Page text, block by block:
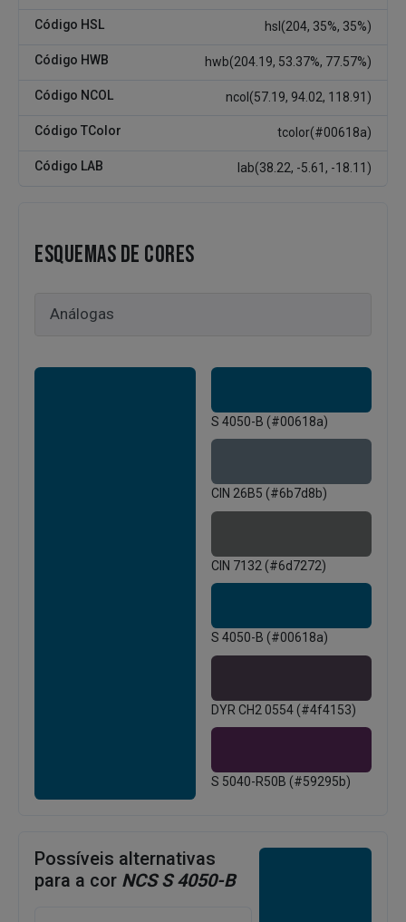
Código HSL hsl(204, 35%, 35%)
Código HWB hwb(204.19, 53.37%, 77.57%)
Código NCOL ncol(57.19, 94.02, 118.91)
Código TColor tcolor(#00618a)
Código LAB lab(38.22, -5.61, -18.11)
ESQUEMAS DE CORES
S 4050-B (#00618a)
CIN 26B5 (#6b7d8b)
CIN 7132 (#6d7272)
S 4050-B (#00618a)
DYR CH2 0554 (#4f4153)
S 5040-R50B (#59295b)
Possíveis alternativas
para a cor NCS S 4050-B